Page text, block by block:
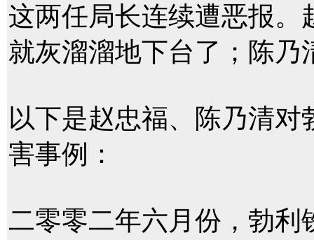
这两任局长连续遭恶报
就灰溜溜地下台了；陈乃
以下是赵忠福、陈乃清
害事例：
二零零二年六月份，勃